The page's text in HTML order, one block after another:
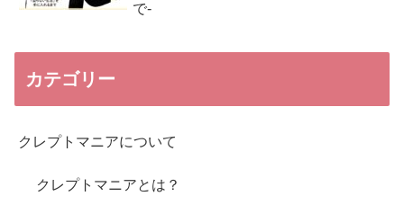
で-
カテゴリー
クレプトマニアについて
クレプトマニアとは？